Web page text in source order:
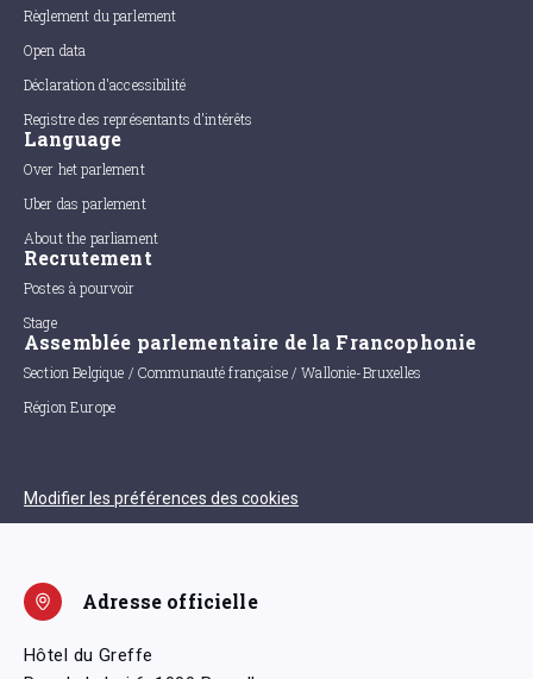
Règlement du parlement
Open data
Déclaration d'accessibilité
Registre des représentants d'intérêts
Language
Over het parlement
Uber das parlement
About the parliament
Recrutement
Postes à pourvoir
Stage
Assemblée parlementaire de la Francophonie
Section Belgique / Communauté française / Wallonie-Bruxelles
Région Europe
Modifier les préférences des cookies
Adresse officielle
Hôtel du Greffe